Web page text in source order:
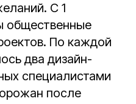
С 1
общественные
По каждой
два дизайн-
специалистами
после